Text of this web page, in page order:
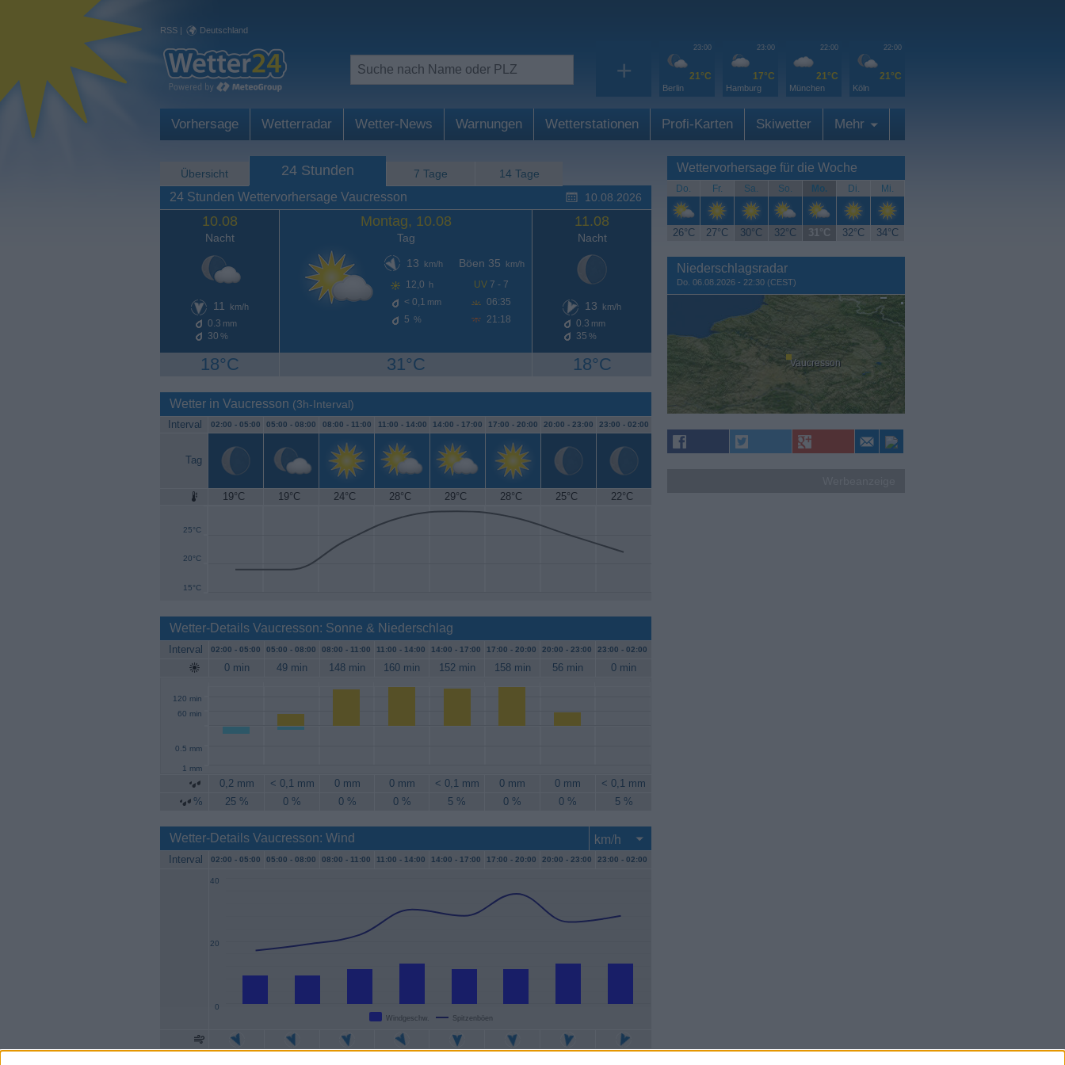
RSS | Deutschland
+
23:00
21°C
Berlin
23:00
17°C
Hamburg
22:00
21°C
München
22:00
21°C
Köln
Vorhersage Wetterradar Wetter-News Warnungen Wetterstationen Profi-Karten Skiwetter Mehr
Übersicht 24 Stunden 7 Tage 14 Tage
24 Stunden Wettervorhersage Vaucresson 10.08.2026
10.08
Nacht
11 km/h
0.3 mm
30 %
18°C
Montag, 10.08
Tag
13
km/h
12,0 h
< 0,1 mm
5 %
Böen 35 km/h
UV 7 - 7
06:35
21:18
31°C
11.08
Nacht
13 km/h
0.3 mm
35 %
18°C
Wetter in Vaucresson (3h-Interval)
Interval 02:00 - 05:00 05:00 - 08:00 08:00 - 11:00 11:00 - 14:00 14:00 - 17:00 17:00 - 20:00 20:00 - 23:00 23:00 - 02:00
Tag
19°C 19°C 24°C 28°C 29°C 28°C 25°C 22°C
15°C
20°C
25°C
30°C
Wetter-Details Vaucresson: Sonne & Niederschlag
Interval 02:00 - 05:00 05:00 - 08:00 08:00 - 11:00 11:00 - 14:00 14:00 - 17:00 17:00 - 20:00 20:00 - 23:00 23:00 - 02:00
0 min 49 min 148 min 160 min 152 min 158 min 56 min 0 min
60 min
120 min
0.5 mm
1 mm
0,2 mm < 0,1 mm 0 mm 0 mm < 0,1 mm 0 mm 0 mm
< 0,1 mm
%
25 % 0 % 0 % 0 % 5 % 0 % 0 % 5 %
Wetter-Details Vaucresson: Wind
Interval 02:00 - 05:00 05:00 - 08:00 08:00 - 11:00 11:00 - 14:00 14:00 - 17:00 17:00 - 20:00 20:00 - 23:00 23:00 - 02:00
Windgeschw. Spitzenböen
0
20
40
Wettervorhersage für die Woche
Do. Fr. Sa. So. Mo. Di. Mi.
26°C 27°C 30°C 32°C 31°C 32°C 34°C
Niederschlagsradar
Do. 06.08.2026 - 22:30 (CEST)
Vaucresson